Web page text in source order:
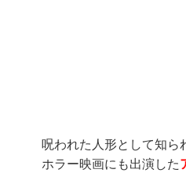
呪われた人形として知ら
ホラー映画にも出演した